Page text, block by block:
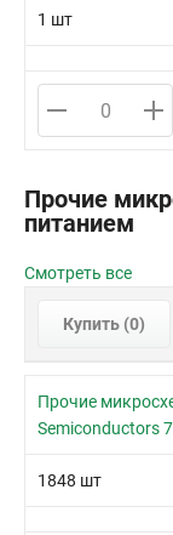
1 шт
Прочие
питанием
Смотреть все
Купить (0)
Прочие
Semiconductors
1848 шт